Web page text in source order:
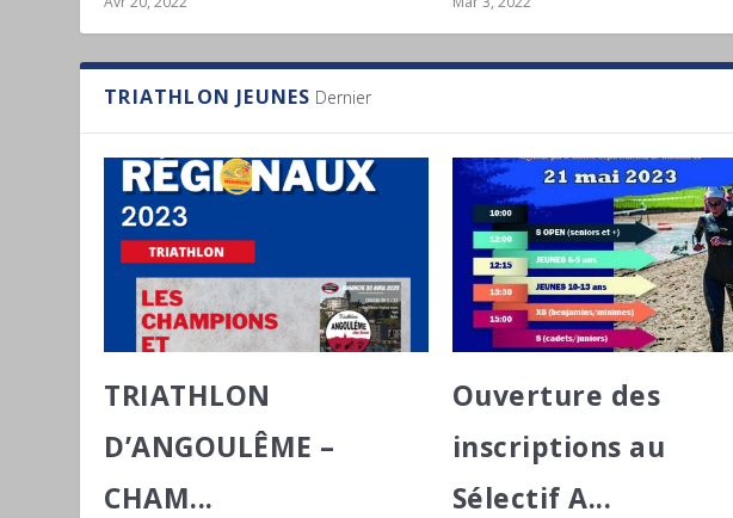
TRIATHLON JEUNES Dernier
TRIATHLON
D’ANGOULÊME –
CHAM...
Ouverture des
inscriptions au
Sélectif A...